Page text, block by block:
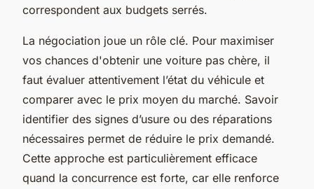
correspondent aux budgets serrés.
La négociation joue un rôle clé. Pour maximiser
vos chances d'obtenir une voiture pas chère, il
faut évaluer attentivement l’état du véhicule et
comparer avec le prix moyen du marché. Savoir
identifier des signes d’usure ou des réparations
nécessaires permet de réduire le prix demandé.
Cette approche est particulièrement efficace
quand la concurrence est forte, car elle renforce